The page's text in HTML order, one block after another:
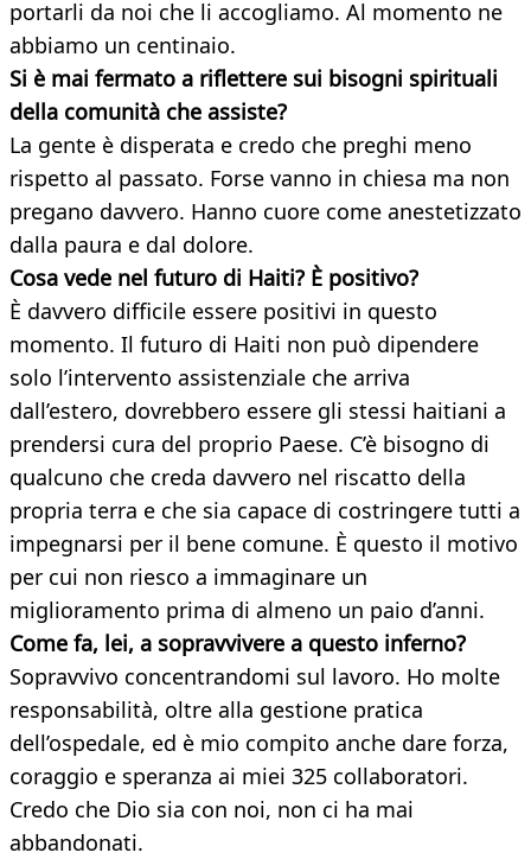
portarli da noi che li accogliamo. Al momento ne
abbiamo un centinaio.
Si è mai fermato a riflettere sui bisogni spirituali
della comunità che assiste?
La gente è disperata e credo che preghi meno
rispetto al passato. Forse vanno in chiesa ma non
pregano davvero. Hanno cuore come anestetizzato
dalla paura e dal dolore.
Cosa vede nel futuro di Haiti? È positivo?
È davvero difficile essere positivi in questo
momento. Il futuro di Haiti non può dipendere
solo l’intervento assistenziale che arriva
dall’estero, dovrebbero essere gli stessi haitiani a
prendersi cura del proprio Paese. C’è bisogno di
qualcuno che creda davvero nel riscatto della
propria terra e che sia capace di costringere tutti a
impegnarsi per il bene comune. È questo il motivo
per cui non riesco a immaginare un
miglioramento prima di almeno un paio d’anni.
Come fa, lei, a sopravvivere a questo inferno?
Sopravvivo concentrandomi sul lavoro. Ho molte
responsabilità, oltre alla gestione pratica
dell’ospedale, ed è mio compito anche dare forza,
coraggio e speranza ai miei 325 collaboratori.
Credo che Dio sia con noi, non ci ha mai
abbandonati.